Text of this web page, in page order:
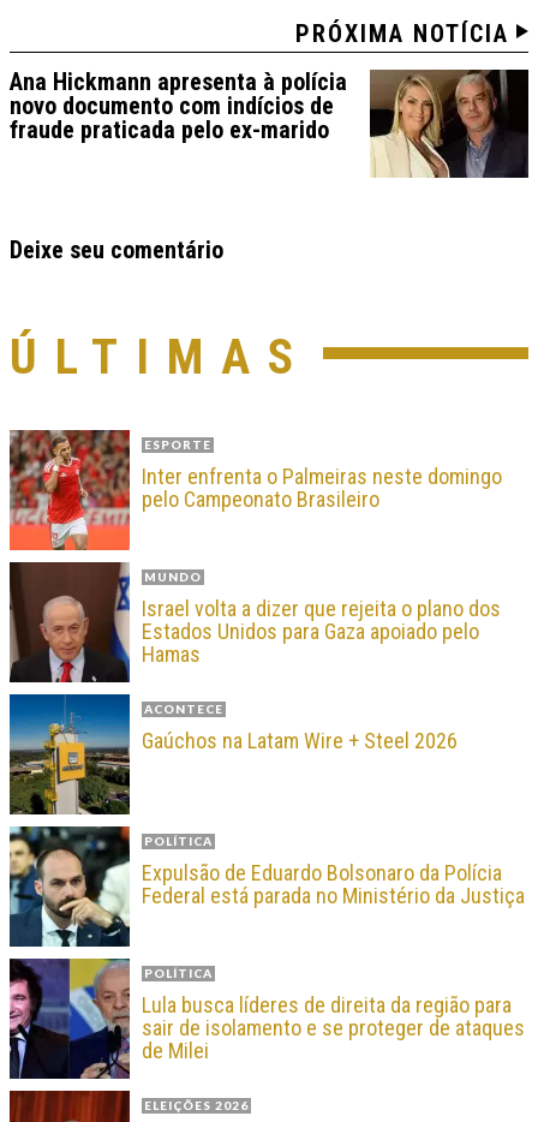
PRÓXIMA NOTÍCIA
Ana Hickmann apresenta à polícia
novo documento com indícios de
fraude praticada pelo ex-marido
Deixe seu comentário
ÚLTIMAS
ESPORTE
Inter enfrenta o Palmeiras neste domingo
pelo Campeonato Brasileiro
MUNDO
Israel volta a dizer que rejeita o plano dos
Estados Unidos para Gaza apoiado pelo
Hamas
ACONTECE
Gaúchos na Latam Wire + Steel 2026
POLÍTICA
Expulsão de Eduardo Bolsonaro da Polícia
Federal está parada no Ministério da Justiça
POLÍTICA
Lula busca líderes de direita da região para
sair de isolamento e se proteger de ataques
de Milei
ELEIÇÕES 2026